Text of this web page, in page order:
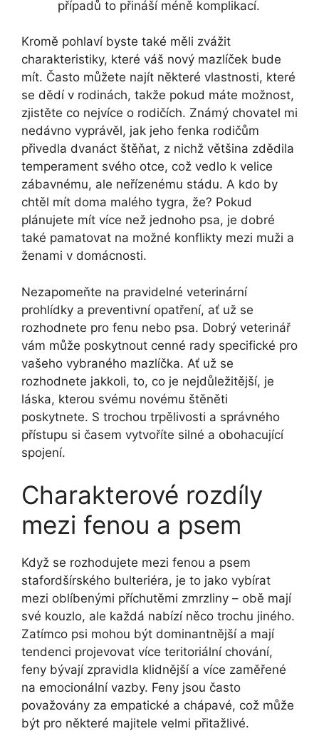
případů to přináší méně komplikací.
Kromě pohlaví byste také měli zvážit
charakteristiky, které váš nový mazlíček bude
mít. Často můžete najít některé vlastnosti, které
se dědí v rodinách, takže pokud máte možnost,
zjistěte co nejvíce o rodičích. Známý chovatel mi
nedávno vyprávěl, jak jeho fenka rodičům
přivedla dvanáct štěňat, z nichž většina zdědila
temperament svého otce, což vedlo k velice
zábavnému, ale neřízenému stádu. A kdo by
chtěl mít doma malého tygra, že? Pokud
plánujete mít více než jednoho psa, je dobré
také pamatovat na možné konflikty mezi muži a
ženami v domácnosti.
Nezapomeňte na pravidelné veterinární
prohlídky a preventivní opatření, ať už se
rozhodnete pro fenu nebo psa. Dobrý veterinář
vám může poskytnout cenné rady specifické pro
vašeho vybraného mazlíčka. Ať už se
rozhodnete jakkoli, to, co je nejdůležitější, je
láska, kterou svému novému štěněti
poskytnete. S trochou trpělivosti a správného
přístupu si časem vytvoříte silné a obohacující
spojení.
Charakterové rozdíly
mezi fenou a psem
Když se rozhodujete mezi fenou a psem
stafordšírského bulteriéra, je to jako vybírat
mezi oblíbenými příchutěmi zmrzliny – obě mají
své kouzlo, ale každá nabízí něco trochu jiného.
Zatímco psi mohou být dominantnější a mají
tendenci projevovat více teritoriální chování,
feny bývají zpravidla klidnější a více zaměřené
na emocionální vazby. Feny jsou často
považovány za empatické a chápavé, což může
být pro některé majitele velmi přitažlivé.